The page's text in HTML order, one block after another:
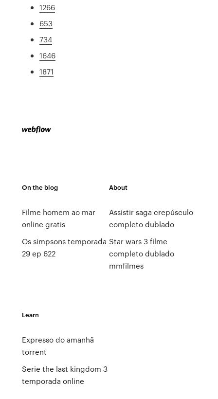
1266
653
734
1646
1871
On the blog
Filme homem ao mar
online gratis
Os simpsons temporada
29 ep 622
About
Assistir saga crepúsculo
completo dublado
Star wars 3 filme
completo dublado
mmfilmes
Learn
Expresso do amanhã
torrent
Serie the last kingdom 3
temporada online